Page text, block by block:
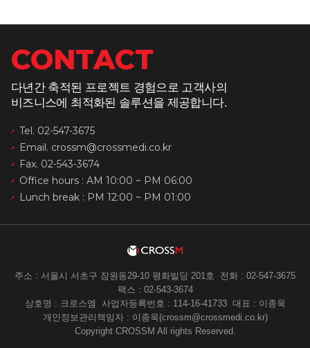
CONTACT
다년간 축적된 프로젝트 경험으로 고객사의
비즈니스에 최적화된 솔루션을 제공합니다.
Tel. 02-547-3675
Email. crossm@crossmedi.co.kr
Fax. 02-543-3674
Office hours : AM 10:00 ~ PM 06:00
Lunch break : PM 12:00 ~ PM 01:00
주소 : 서울시 서초구 잠원동29-10 평화빌딩 201호
전화 : 02-547-3675
팩스 : 02-543-3674
상호명 : 크로스엠
사업자등록번호 : 114-16-41733 대표 : 이종욱
개인정보관리책임자 : 이종욱(crossm@crossmedi.co.kr)
Copyright CROSSM All rights Reserved.